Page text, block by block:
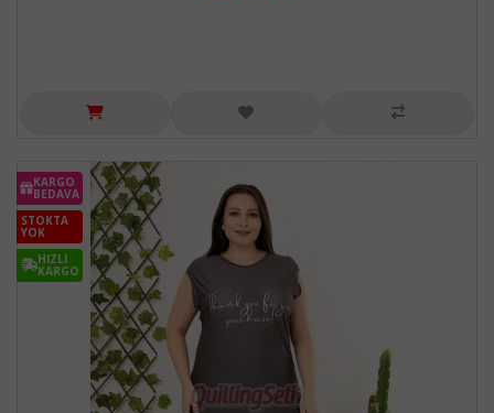
KARGO
BEDAVA
STOKTA
YOK
HIZLI
KARGO